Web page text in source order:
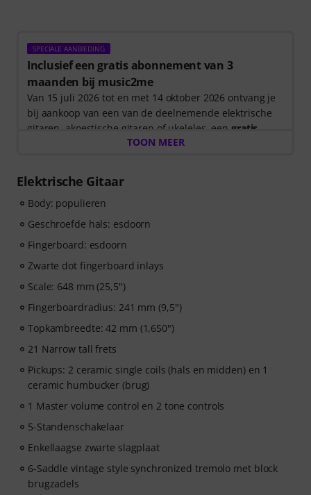
SPECIALE AANBIEDING
Inclusief een gratis abonnement van 3
maanden bij music2me
Van 15 juli 2026 tot en met 14 oktober 2026 ontvang je
bij aankoop van een van de deelnemende elektrische
gitaren, akoestische gitaren of ukeleles, een gratis
abonnement van 3 maanden op een online cursus van
is verzonden, ontvang je automatisch de
activeringscode via e-mail. Het music2me abonnement
loopt automatisch af na het verstrijken van de looptijd.
Music2Me, jouw online leerportaal voor muziek met
universitair opgeleide muziekdocenten. Winnaar van
de Duitse Onderwijsprijs 2025/2026 in de categorie “E-
Learning Instrumentaal Onderwijs”! Met meer dan 400
gitaarvideolessen voor beginners en gevorderden –
variërend van Pop, Rock en Blues tot Metal en meer.
Compleet met persoonlijke support via chat, te printen
bladmuziek en een intelligente videoplayer met een
oefenfunctie, slow motion en andere functies.
TOON MEER
Elektrische Gitaar
Body: populieren
Geschroefde hals: esdoorn
Fingerboard: esdoorn
Zwarte dot fingerboard inlays
Scale: 648 mm (25,5")
Fingerboardradius: 241 mm (9,5")
Topkambreedte: 42 mm (1,650")
21 Narrow tall frets
Pickups: 2 ceramic single coils (hals en midden) en 1
ceramic humbucker (brug)
1 Master volume control en 2 tone controls
5-Standenschakelaar
Enkellaagse zwarte slagplaat
6-Saddle vintage style synchronized tremolo met block
brugzadels